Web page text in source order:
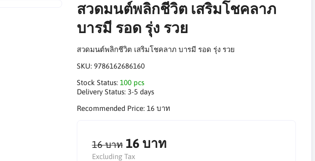
สวดมนต์พลิกชีวิต เสริมโชคลาภ
บารมี รอด รุ่ง รวย
สวดมนต์พลิกชีวิต เสริมโชคลาภ บารมี รอด รุ่ง รวย
SKU: 9786162686160
Stock Status: 100 pcs
Delivery Status: 3-5 days
Recommended Price: 16 บาท
16 บาท 16 บาท
Excluding Tax